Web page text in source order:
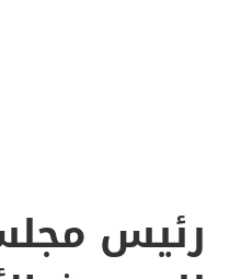
رئيس